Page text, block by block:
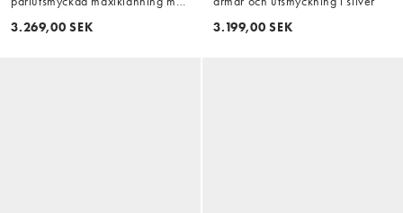
ballongärmar och meshöverlager
3.269,00 SEK
3.199,00 SEK